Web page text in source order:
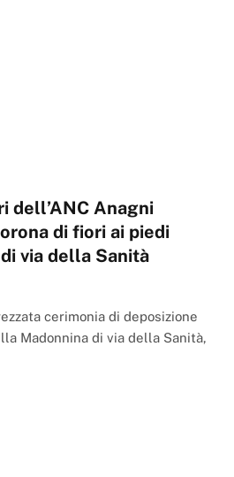
dell’ANC Anagni
di fiori ai piedi
via della Sanità
cerimonia di deposizione
Madonnina di via della Sanità,